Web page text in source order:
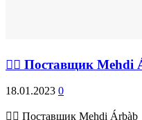
💁‍♂ Поставщик Mehdi
18.01.2023 0
💁‍♂ Поставщик Mehdi